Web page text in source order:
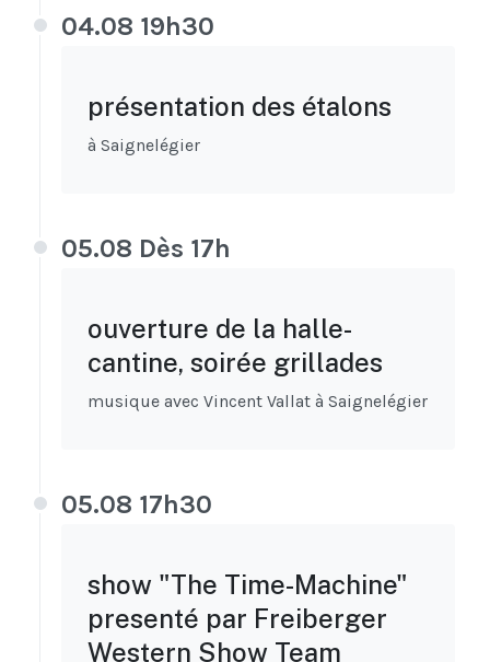
04.08 19h30
présentation des étalons
à Saignelégier
05.08 Dès 17h
ouverture de la halle-
cantine, soirée grillades
musique avec Vincent Vallat à Saignelégier
05.08 17h30
show "The Time-Machine"
presenté par Freiberger
Western Show Team